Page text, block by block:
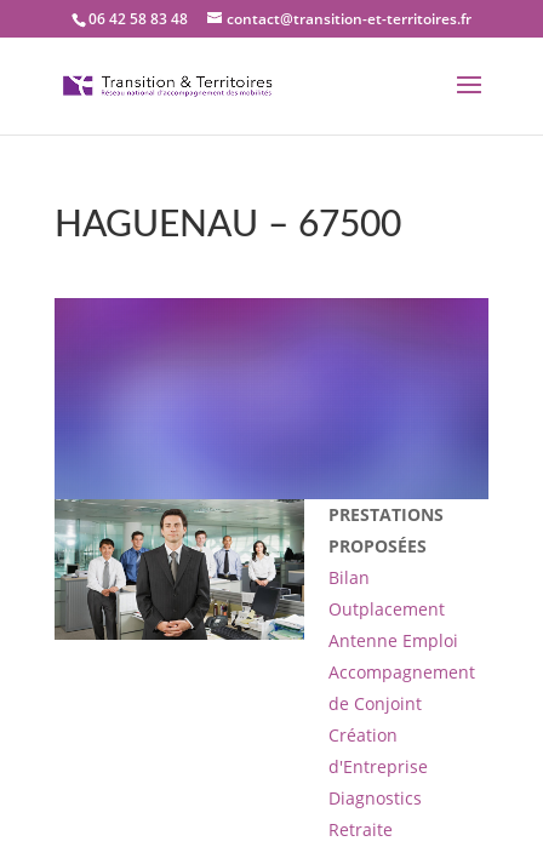
06 42 58 83 48 contact@transition-et-territoires.fr
HAGUENAU – 67500
bureau Transition et
PRESTATIONS
PROPOSÉES
Bilan
Outplacement
Antenne Emploi
Accompagnement
de Conjoint
Création
d'Entreprise
Diagnostics
Retraite